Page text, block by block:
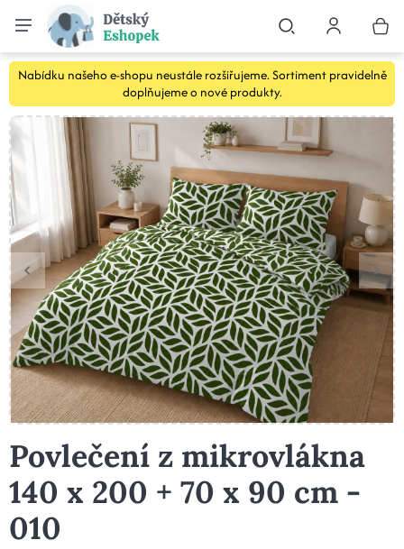
Nabídku našeho e-shopu neustále rozšiřujeme. Sortiment pravidelně
doplňujeme o nové produkty.
Povlečení z mikrovlákna
140 x 200 + 70 x 90 cm -
010